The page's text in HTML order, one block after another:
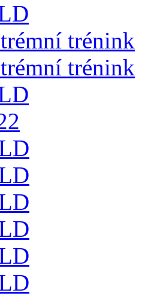
trénink
trénink